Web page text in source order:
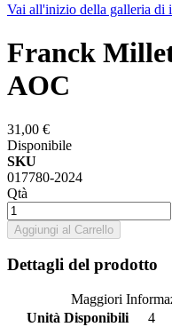
Vai all'inizio della galleria di
Franck
AOC
31,00 €
Disponibile
SKU
017780-2024
Qtà
Aggiungi al Carrello
Dettagli del prodotto
Maggiori
Unità Disponibili
4